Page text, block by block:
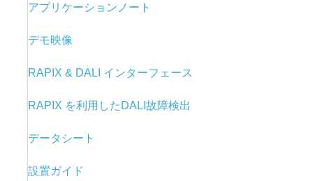
アプリケーションノート
デモ映像
RAPIX & DALI インターフェース
RAPIX を利用した DALI故障検出
データシート
設置ガイド